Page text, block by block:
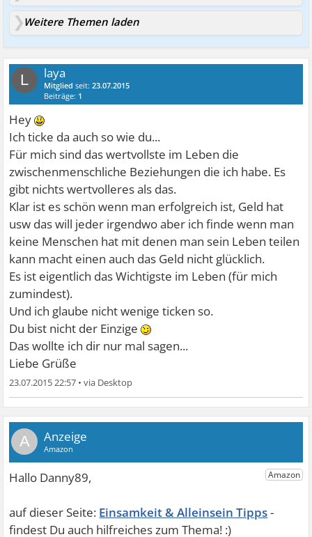
Weitere Themen laden
L laya
Mitglied seit:23.07.2015
Beiträge: 1
Hey
Ich ticke da auch so wie du...
Für mich sind das wertvollste im Leben die
zwischenmenschliche Beziehungen die ich habe. Es
gibt nichts wertvolleres als das.
Klar ist es schön wenn man erfolgreich ist, Geld hat
usw das will jeder irgendwo aber ich finde wenn man
keine Menschen hat mit denen man sein Leben teilen
kann macht einen auch das Geld nicht glücklich.
Es ist eigentlich das Wichtigste im Leben (für mich
zumindest).
Und ich glaube nicht wenige ticken so.
Du bist nicht der Einzige
Das wollte ich dir nur mal sagen...
Liebe Grüße
23.07.2015 22:57 •
A
Einsamkeit & Alleinsein Tipps